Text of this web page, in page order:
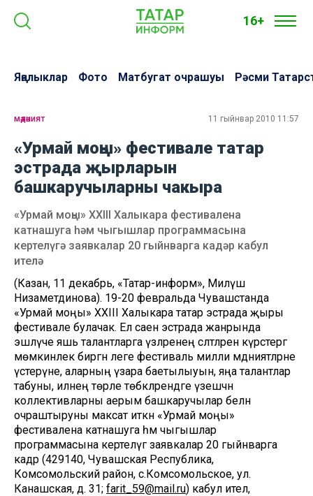
16+
Яңалыклар Фото Матбугат очрашуы Рәсми
мәдәният 11 гыйнвар 2010 11:57
«Урмай моңы» фестивале татар
эстрада җырларын
башкаручыларны чакыра
«Урмай моңы» XXIII Халыкара фестивалена
катнашуга һәм чыгышлар программасына
кертелүгә заявкалар 20 гыйнварга кадәр кабул
ителә
(Казан, 11 декабрь, «Татар-информ», Миләүшә
Низаметдинова). 19-20 февральда Чувашстанда
«Урмай моңы» XXIII Халыкара татар эстрада җыры
фестивале булачак. Ел саен эстрада жанрында
эшләүче яшь талантларга үзләренең сәләтләрен күрсәтергә
мөмкинлек биргән әлеге фестиваль милли мәдәниятләрне
үстерүне, аларның үзара баетылыуын, яңа талантлар
табуны, илнең төрле төбәкләрендәге үзешчән
коллективларны аерым башкаручылар белән
очраштыруны максат иткән «Урмай моңы»
фестивалена катнашуга һәм чыгышлар
программасына кертелүгә заявкалар 20 гыйнварга
кадәр (429140, Чувашская Республика,
Комсомольский район, с.Комсомольское, ул.
Канашская, д. 31; farit_59@mail.ru) кабул ителә,